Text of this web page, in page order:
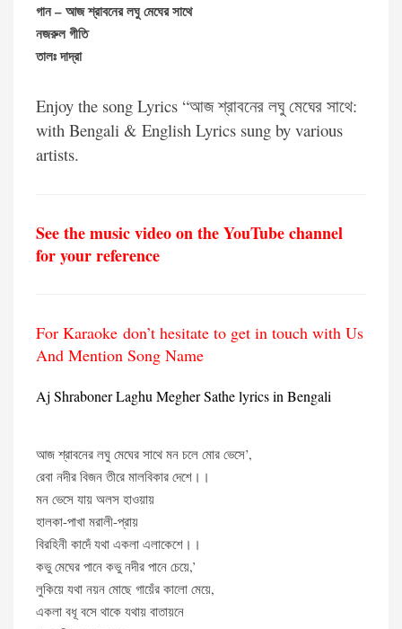
গান – আজ শ্রাবনের লঘু মেঘের সাথে
নজরুল গীতি
তালঃ দাদ্‌রা
Enjoy the song Lyrics “আজ শ্রাবনের লঘু মেঘের সাথে:
with Bengali & English Lyrics sung by various
artists.
See the music video on the YouTube channel
for your reference
For Karaoke don’t hesitate to get in touch with Us
And Mention Song Name
Aj Shraboner Laghu Megher Sathe lyrics in Bengali
আজ শ্রাবনের লঘু মেঘের সাথে মন চলে মোর ভেসে’,
রেবা নদীর বিজন তীরে মালবিকার দেশে।।
মন ভেসে যায় অলস হাওয়ায়
হালকা-পাখা মরালী-প্রায়
বিরহিনী কাদেঁ যথা একলা এলাকেশে।।
কভু মেঘের পানে কভু নদীর পানে চেয়ে,’
লুকিয়ে যথা নয়ন মোছে গায়েঁর কালো মেয়ে,
একলা বধূ বসে থাকে যথায় বাতায়নে